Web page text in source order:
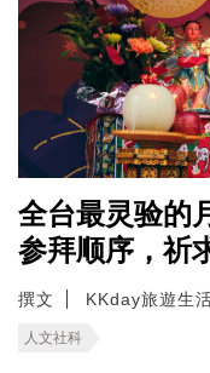
全台最灵验的
参拜顺序，祈
撰文 KKday旅遊生
人文社科